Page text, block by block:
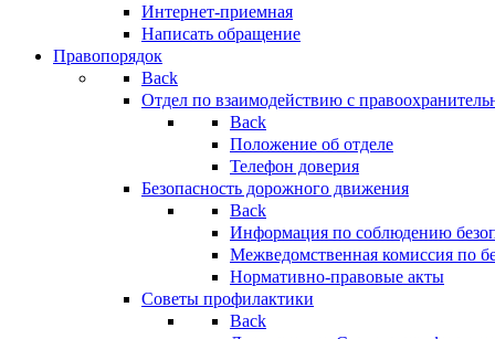
Интернет-приемная
Написать обращение
Правопорядок
Back
Отдел по взаимодействию с
Back
Положение об отделе
Телефон доверия
Безопасность дорожного движения
Back
Информация по соблюдению
Межведомственная комиссия по
Нормативно-правовые акты
Советы профилактики
Back